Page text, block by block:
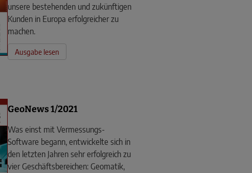
unsere bestehenden und zukünftigen
Kunden in Europa erfolgreicher zu
machen.
Ausgabe lesen
GeoNews 1/2021
Was einst mit Vermessungs-
Software begann, entwickelte sich in
den letzten Jahren sehr erfolgreich zu
vier Geschäftsbereichen: Geomatik,